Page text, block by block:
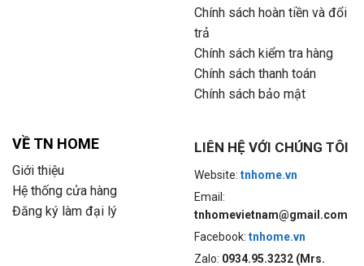
Chính sách hoàn tiền và đổi
trả
Chính sách kiểm tra hàng
Chính sách thanh toán
Chính sách bảo mật
VỀ TN HOME
Giới thiệu
Hệ thống cửa hàng
Đăng ký làm đại lý
LIÊN HỆ VỚI CHÚNG TÔI
Website: tnhome.vn
Email:
tnhomevietnam@gmail.com
Facebook: tnhome.vn
Zalo: 0934.95.3232 (Mrs.